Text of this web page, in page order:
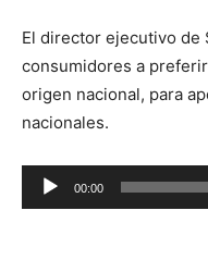
El director ejecutivo de
consumidores a
origen nacional, para
nacionales.
Reproductor
de
00:00